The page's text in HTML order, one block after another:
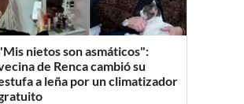
nietos son asmáticos":
de Renca cambió su
a leña por un climatizador